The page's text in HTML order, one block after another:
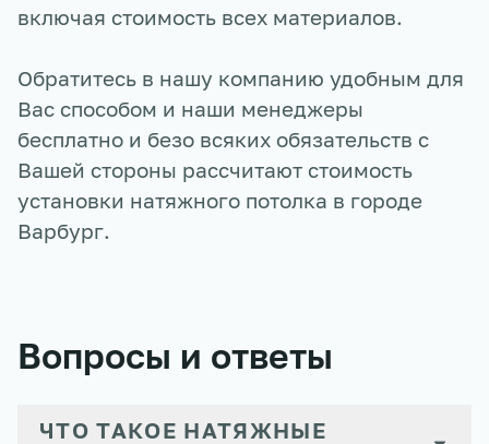
включая стоимость всех материалов.
Обратитесь в нашу компанию удобным для
Вас способом и наши менеджеры
бесплатно и безо всяких обязательств с
Вашей стороны рассчитают стоимость
установки натяжного потолка в городе
Варбург.
Вопросы и ответы
ЧТО ТАКОЕ НАТЯЖНЫЕ